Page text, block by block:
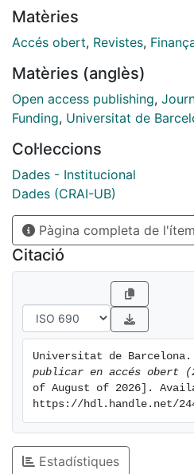
Matèries
Accés obert, Revistes,
Matèries (anglès)
Open access publishing,
Funding, Universitat de
Col·leccions
Dades - Institucional
Dades (CRAI-UB)
Pàgina completa de l'ítem
Citació
Universitat de
publicar en accés obert
of August of 2026].
https://hdl.handle.net/
Estadístiques